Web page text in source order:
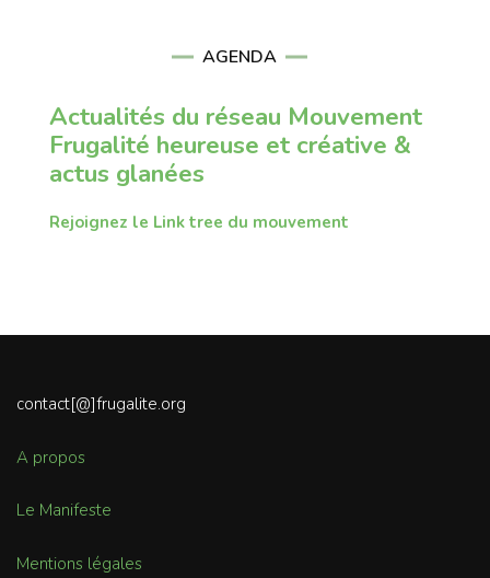
AGENDA
Actualités du réseau Mouvement
Frugalité heureuse et créative &
actus glanées
Rejoignez le Link tree du mouvement
contact[@]frugalite.org
A propos
Le Manifeste
Mentions légales